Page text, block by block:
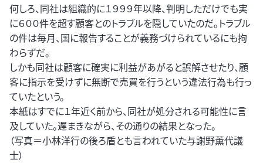
何しろ、同社は組織的に１９９９年以降、判明しただけでも実
に６００件を超す顧客とのトラブルを隠していたのだ。トラブル
の件は毎月、国に報告することが義務づけられているにも拘
わらずだ。
しかも同社は顧客に確実に利益があがると誤解させたり、顧
客に指示を受けずに無断で売買を行うという違法行為も行っ
ていたという。
本紙はすでに１年近く前から、同社が処分される可能性に言
及していた。遅まきながら、その通りの結果となった。
（写真＝小林洋行の後ろ盾とも言われていた与謝野薫代議
士）